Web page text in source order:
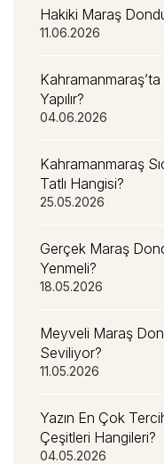
Hakiki Maraş
11.06.2026
Yapılır?
04.06.2026
Kahramanmaraş
Tatlı Hangisi?
25.05.2026
Gerçek Maraş
Yenmeli?
18.05.2026
Meyveli Maraş
Seviliyor?
11.05.2026
Yazın En Çok
Çeşitleri Hangileri?
04.05.2026